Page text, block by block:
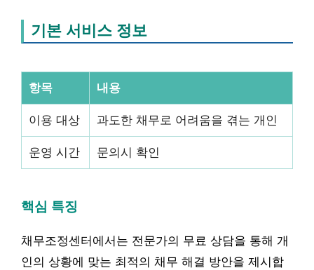
기본 서비스 정보
항목 내용
이용 대상 과도한 채무로 어려움을 겪는 개인
운영 시간 문의시 확인
핵심 특징
채무조정센터에서는 전문가의 무료 상담을 통해 개
인의 상황에 맞는 최적의 채무 해결 방안을 제시합